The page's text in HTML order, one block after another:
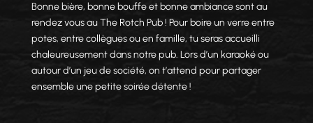
Bonne bière, bonne bouffe et bonne ambiance sont au
rendez vous au The Rotch Pub ! Pour boire un verre entre
potes, entre collègues ou en famille, tu seras accueilli
chaleureusement dans notre pub. Lors d’un karaoké ou
autour d’un jeu de société, on t’attend pour partager
ensemble une petite soirée détente !